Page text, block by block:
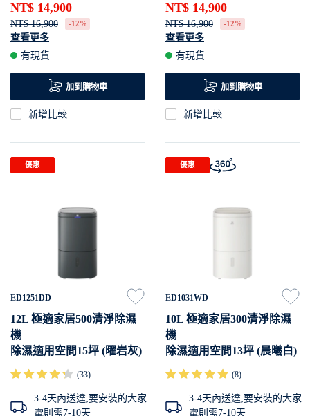
NT$ 14,900
NT$ 16,900 -12%
實證有效去除各種病毒與細菌
讓您一夜好眠
APP智慧遠端操控
查看更多
有現貨
加到購物車
新增比較
NT$ 14,900
NT$ 16,900 -12%
實證有效去除各種病毒與細菌
讓您一夜好眠
APP智慧遠端操控
查看更多
有現貨
加到購物車
新增比較
優惠
ED1251DD
12L 極適家居500清淨除濕
機
除濕適用空間15坪 (曜岩灰)
(33)
3-4天內送達;要安裝的大家
電則需7-10天
優惠
ED1031WD
10L 極適家居300清淨除濕
機
除濕適用空間13坪 (晨曦白)
(8)
3-4天內送達;要安裝的大家
電則需7-10天